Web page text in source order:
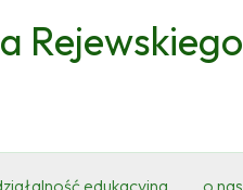
Rejewskiego
edukacyjna o nas